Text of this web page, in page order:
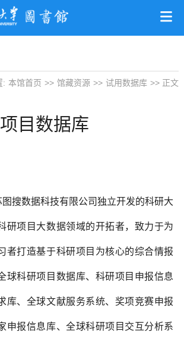
: 本馆首页 >> 馆藏资源 >> 试用数据库 >> 正文
目数据库
搜数据科技有限公司独立开发的科研大
研项目大数据领域的开拓者，致力于为
者打造基于科研项目为核心的综合情报
球科研项目数据库、科研项目申报信息
库、全球文献服务系统、奖项竞赛申报
申报信息库、全球科研项目交互分析系